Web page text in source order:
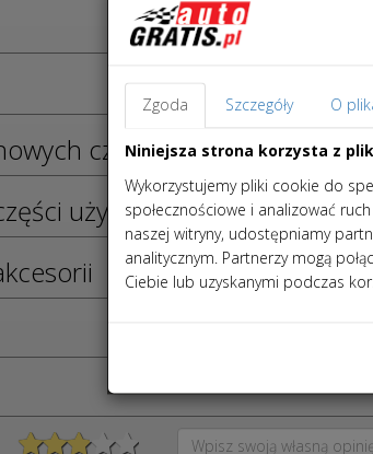
części
używanych
Zgoda Szczegóły O
Niniejsza strona korzysta z
Wykorzystujemy pliki cookie do
społecznościowe i analizować
naszej witryny, udostępniamy
analitycznym. Partnerzy mogą
Ciebie lub uzyskanymi podczas